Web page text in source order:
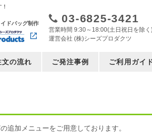
ドバッグ制作 03-6825-3421
営業時間 9:30～18:00(土日祝日を除く
運営会社 (株)シーズプロダクツ
文の流れ ご発注事例 ご利用ガイ
追加メニューをご用意しております。